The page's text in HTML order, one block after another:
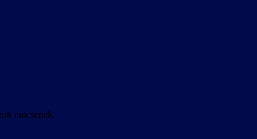
nincsenek.